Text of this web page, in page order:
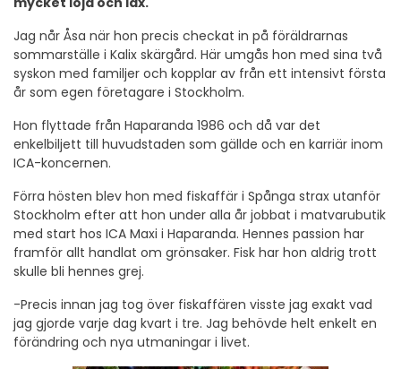
Jag når Åsa när hon precis checkat in på föräldrarnas
sommarställe i Kalix skärgård. Här umgås hon med sina två
syskon med familjer och kopplar av från ett intensivt första
år som egen företagare i Stockholm.
Hon flyttade från Haparanda 1986 och då var det
enkelbiljett till huvudstaden som gällde och en karriär inom
ICA-koncernen.
Förra hösten blev hon med fiskaffär i Spånga strax utanför
Stockholm efter att hon under alla år jobbat i matvarubutik
med start hos ICA Maxi i Haparanda. Hennes passion har
framför allt handlat om grönsaker. Fisk har hon aldrig trott
skulle bli hennes grej.
-Precis innan jag tog över fiskaffären visste jag exakt vad
jag gjorde varje dag kvart i tre. Jag behövde helt enkelt en
förändring och nya utmaningar i livet.